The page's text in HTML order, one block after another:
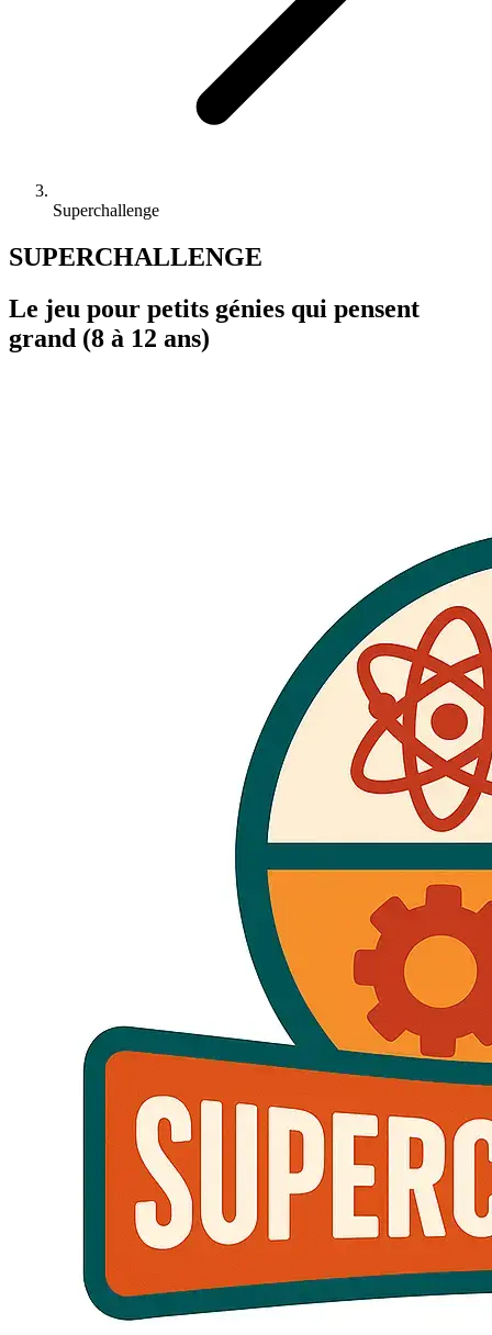
Superchallenge
SUPERCHALLENGE
Le jeu pour petits génies qui pensent
grand (8 à 12 ans)